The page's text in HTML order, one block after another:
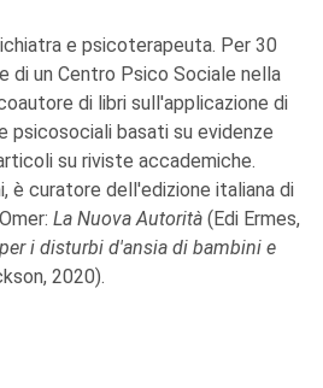
e psicoterapeuta. Per 30
di un Centro Psico Sociale nella
di libri sull'applicazione di
psicosociali basati su evidenze
su riviste accademiche.
è curatore dell'edizione italiana di
La Nuova Autorità (Edi Ermes,
i disturbi d'ansia di bambini e
2020).